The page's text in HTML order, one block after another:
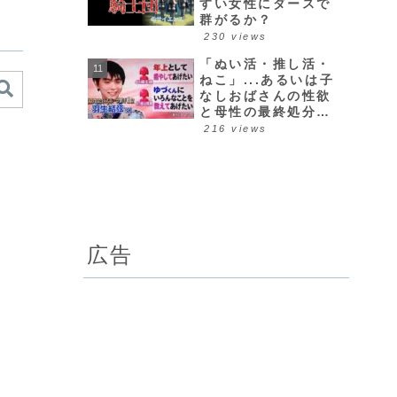
すい女性にダースで
群がるか？
230 views
「ぬい活・推し活・
ねこ」...あるいは子
なしおばさんの性欲
と母性の最終処分場
について
216 views
広告